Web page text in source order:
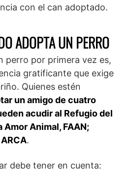
con el can adoptado.
ADOPTA UN PERRO
perro por primera vez es,
gratificante que exige
Quienes estén
un amigo de cuatro
acudir al Refugio del
Amor Animal, FAAN;
.
debe tener en cuenta: